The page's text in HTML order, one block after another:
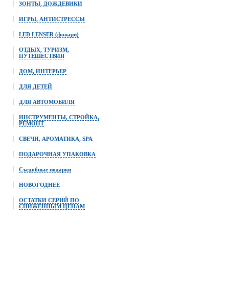
ЗОНТЫ, ДОЖДЕВИКИ
ИГРЫ, АНТИСТРЕССЫ
LED LENSER (фонари)
ОТДЫХ, ТУРИЗМ,
ПУТЕШЕСТВИЯ
ДОМ, ИНТЕРЬЕР
ДЛЯ ДЕТЕЙ
ДЛЯ АВТОМОБИЛЯ
ИНСТРУМЕНТЫ, СТРОЙКА,
РЕМОНТ
СВЕЧИ, АРОМАТИКА, SPA
ПОДАРОЧНАЯ УПАКОВКА
Съедобные подарки
НОВОГОДНЕЕ
ОСТАТКИ СЕРИЙ ПО
СНИЖЕННЫМ ЦЕНАМ